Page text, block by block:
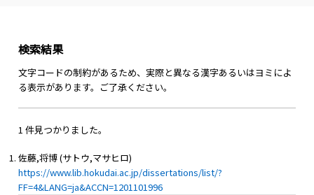
検索結果
文字コードの制約があるため、実際と異なる漢字あるいはヨミによ
る表示があります。ご了承ください。
1 件見つかりました。
佐藤,将博 (サトウ,マサヒロ)
https://www.lib.hokudai.ac.jp/dissertations/list/?
FF=4&LANG=ja&ACCN=1201101996